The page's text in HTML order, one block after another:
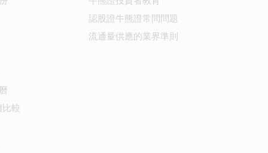
比較
認股證牛熊證常問問題
流通量供應的業界準則